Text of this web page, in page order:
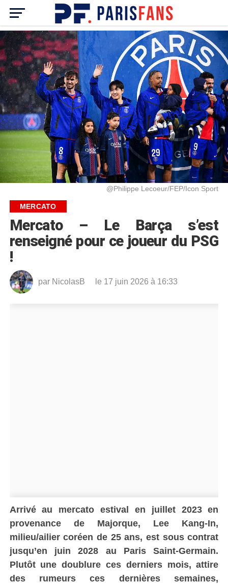
@Philippe Lecoeur/FEP/Icon Sport
MERCATO
Mercato – Le Barça s’est
renseigné pour ce joueur du PSG
!
par NicolasB le 17 juin 2026 à 16:33
Arrivé au mercato estival en juillet 2023 en
provenance de Majorque, Lee Kang-In,
milieu/ailier coréen de 25 ans, est sous contrat
jusqu’en juin 2028 au Paris Saint-Germain.
Plutôt une doublure ces derniers mois, attire
des rumeurs ces dernières semaines,